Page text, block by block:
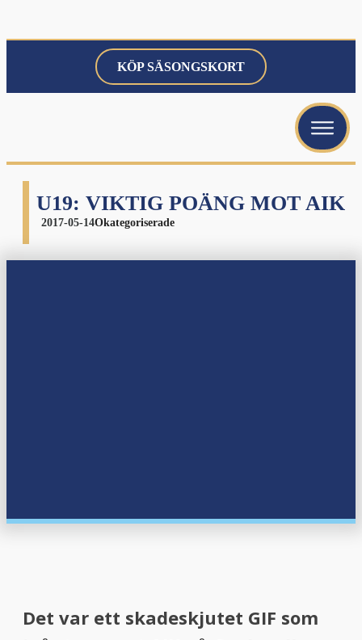
KÖP SÄSONGSKORT
U19: VIKTIG POÄNG MOT AIK
2017-05-14Okategoriserade
Det var ett skadeskjutet GIF som